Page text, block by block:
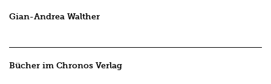
Gian-Andrea Walther
Bücher im Chronos Verlag